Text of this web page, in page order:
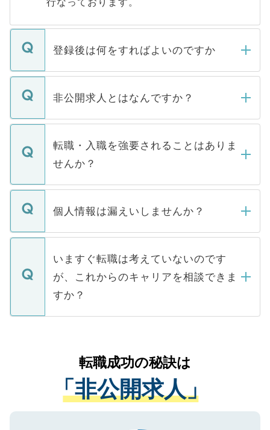
登録後は何をすればよいのですか
ご登録いただきましたら、弊社担当者がご
登録内容を確認し、その後メールもしくは
ます。通常、5営業日以内にはご連絡をせて
いただきますので、しばらくお待ちくださ
非公開求人とはなんですか？
マイナビDOCTORで取り扱っている求人の
うち約3割は、Webサイトからご覧いただ
けない「非公開求人」です。非公開求人は
下記の理由によって、一般には公開してい
ません。
■応募殺到を避けるため 人気のある医療機
関を公にしてしまうと、応募が殺到する場
に、医療機関が求める条件に合った人材の
みを人材紹介会社に依頼するケースが増え
ています。
転職・入職を強要されることはありま
せんか？
転職・入職を強要することは一切ありませ
ん。また、仮に応募先から内定をいただい
定を承諾する必要はありません。内定先へ
の辞退の連絡はキャリアパートナーが行い
個人情報は漏えいしませんか？
個人情報が漏えいすることはありませんの
で、ご安心ください。当サイトからの登録
などで収集したご登録者様の個人情報は、
ご本人のキャリアアップおよび転職活動の
支援を目的に使用いたします。お預かりし
ているすべての個人データはご本人の許可
は、個人情報の取り扱いについての厳密な
管理基準を満たした事業者のみに付与され
る、プライバシーマークを取得済みです。
いますぐ転職は考えていないのです
が、これからのキャリアを相談できま
すか？
かがいして、現在の医療機関の状況や紹介
経験をまじえながら、適切なアドバイスを
させていただきます。すぐにご転職をされ
ない方には、長期的なサポートが可能です
ので、まずはご登録ください。
転職成功の秘訣は
「非公開求人」